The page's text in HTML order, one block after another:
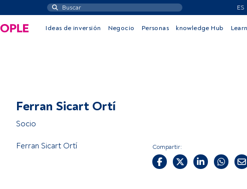
ES
Ideas de inversión Negocio Personas knowledge Hub
Ferran Sicart Ortí
Socio
Ferran Sicart Ortí Compartir: